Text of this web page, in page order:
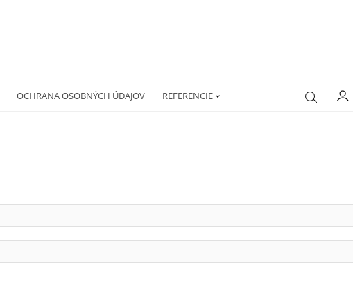
OCHRANA OSOBNÝCH ÚDAJOV REFERENCIE